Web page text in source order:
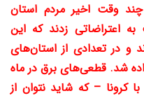
وقت اخیر مردم استان
اعتراضاتی زدند که این
و در تعدادی از استان‌های
شد. قطعی‌های برق در ماه
کرونا – که شاید نتوان از